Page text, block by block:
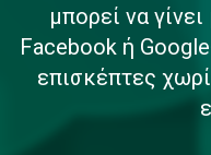
μπορεί να
Facebook ή
επισκέπτες